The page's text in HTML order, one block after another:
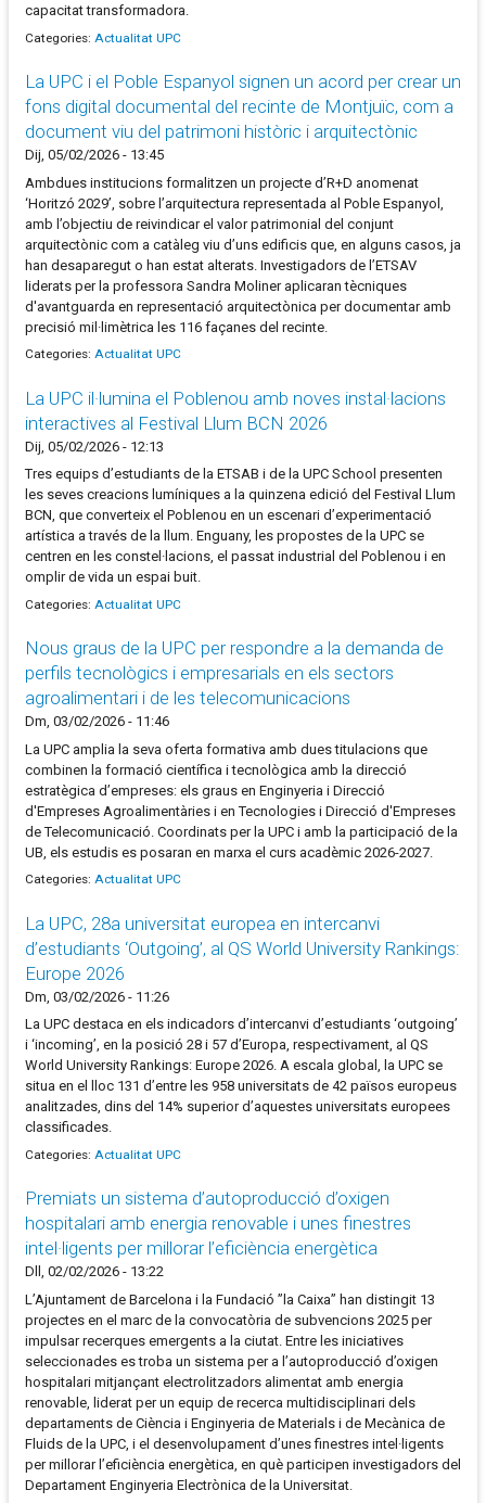
capacitat transformadora.
Categories: Actualitat UPC
La UPC i el Poble Espanyol signen un acord per crear un
fons digital documental del recinte de Montjuïc, com a
document viu del patrimoni històric i arquitectònic
Dij, 05/02/2026 - 13:45
Ambdues institucions formalitzen un projecte d’R+D anomenat
‘Horitzó 2029’, sobre l’arquitectura representada al Poble Espanyol,
amb l’objectiu de reivindicar el valor patrimonial del conjunt
arquitectònic com a catàleg viu d’uns edificis que, en alguns casos, ja
han desaparegut o han estat alterats. Investigadors de l’ETSAV
liderats per la professora Sandra Moliner aplicaran tècniques
d'avantguarda en representació arquitectònica per documentar amb
precisió mil·limètrica les 116 façanes del recinte.
Categories: Actualitat UPC
La UPC il·lumina el Poblenou amb noves instal·lacions
interactives al Festival Llum BCN 2026
Dij, 05/02/2026 - 12:13
Tres equips d’estudiants de la ETSAB i de la UPC School presenten
les seves creacions lumíniques a la quinzena edició del Festival Llum
BCN, que converteix el Poblenou en un escenari d’experimentació
artística a través de la llum. Enguany, les propostes de la UPC se
centren en les constel·lacions, el passat industrial del Poblenou i en
omplir de vida un espai buit.
Categories: Actualitat UPC
Nous graus de la UPC per respondre a la demanda de
perfils tecnològics i empresarials en els sectors
agroalimentari i de les telecomunicacions
Dm, 03/02/2026 - 11:46
La UPC amplia la seva oferta formativa amb dues titulacions que
combinen la formació científica i tecnològica amb la direcció
estratègica d’empreses: els graus en Enginyeria i Direcció
d'Empreses Agroalimentàries i en Tecnologies i Direcció d'Empreses
de Telecomunicació. Coordinats per la UPC i amb la participació de la
UB, els estudis es posaran en marxa el curs acadèmic 2026-2027.
Categories: Actualitat UPC
La UPC, 28a universitat europea en intercanvi
d’estudiants ‘Outgoing’, al QS World University Rankings:
Europe 2026
Dm, 03/02/2026 - 11:26
La UPC destaca en els indicadors d’intercanvi d’estudiants ‘outgoing’
i ‘incoming’, en la posició 28 i 57 d’Europa, respectivament, al QS
World University Rankings: Europe 2026. A escala global, la UPC se
situa en el lloc 131 d’entre les 958 universitats de 42 països europeus
analitzades, dins del 14% superior d’aquestes universitats europees
classificades.
Categories: Actualitat UPC
Premiats un sistema d’autoproducció d’oxigen
hospitalari amb energia renovable i unes finestres
intel·ligents per millorar l’eficiència energètica
Dll, 02/02/2026 - 13:22
L’Ajuntament de Barcelona i la Fundació ”la Caixa” han distingit 13
projectes en el marc de la convocatòria de subvencions 2025 per
impulsar recerques emergents a la ciutat. Entre les iniciatives
seleccionades es troba un sistema per a l’autoproducció d’oxigen
hospitalari mitjançant electrolitzadors alimentat amb energia
renovable, liderat per un equip de recerca multidisciplinari dels
departaments de Ciència i Enginyeria de Materials i de Mecànica de
Fluids de la UPC, i el desenvolupament d’unes finestres intel·ligents
per millorar l’eficiència energètica, en què participen investigadors del
Departament Enginyeria Electrònica de la Universitat.